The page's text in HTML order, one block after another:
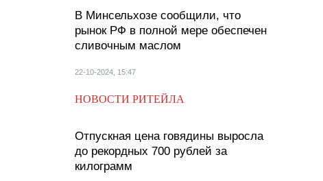
В Минсельхозе сообщили, что
рынок РФ в полной мере обеспечен
сливочным маслом
22-10-2024, 15:47
НОВОСТИ РИТЕЙЛА
Отпускная цена говядины выросла
до рекордных 700 рублей за
килограмм